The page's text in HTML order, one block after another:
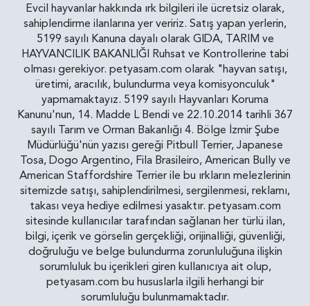
Evcil hayvanlar hakkında ırk bilgileri ile ücretsiz olarak,
sahiplendirme ilanlarına yer veririz. Satış yapan yerlerin,
5199 sayılı Kanuna dayalı olarak GIDA, TARIM ve
HAYVANCILIK BAKANLIĞI Ruhsat ve Kontrollerine tabi
olması gerekiyor. petyasam.com olarak "hayvan satışı,
üretimi, aracılık, bulundurma veya komisyonculuk"
yapmamaktayız. 5199 sayılı Hayvanları Koruma
Kanunu'nun, 14. Madde L Bendi ve 22.10.2014 tarihli 367
sayılı Tarım ve Orman Bakanlığı 4. Bölge İzmir Şube
Müdürlüğü'nün yazısı gereği Pitbull Terrier, Japanese
Tosa, Dogo Argentino, Fila Brasileiro, American Bully ve
American Staffordshire Terrier ile bu ırkların melezlerinin
sitemizde satışı, sahiplendirilmesi, sergilenmesi, reklamı,
takası veya hediye edilmesi yasaktır. petyasam.com
sitesinde kullanıcılar tarafından sağlanan her türlü ilan,
bilgi, içerik ve görselin gerçekliği, orijinalliği, güvenliği,
doğruluğu ve belge bulundurma zorunluluğuna ilişkin
sorumluluk bu içerikleri giren kullanıcıya ait olup,
petyasam.com bu hususlarla ilgili herhangi bir
sorumluluğu bulunmamaktadır.